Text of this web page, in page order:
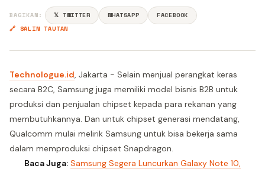
BAGIKAN: 𝕏 TWITTER WHATSAPP
FACEBOOK
🔗 SALIN TAUTAN
Technologue.id, Jakarta - Selain menjual perangkat keras
secara B2C, Samsung juga memiliki model bisnis B2B untuk
produksi dan penjualan chipset kepada para rekanan yang
membutuhkannya. Dan untuk chipset generasi mendatang,
Qualcomm mulai melirik Samsung untuk bisa bekerja sama
dalam memproduksi chipset Snapdragon.
Baca Juga: Samsung Segera Luncurkan Galaxy Note 10,